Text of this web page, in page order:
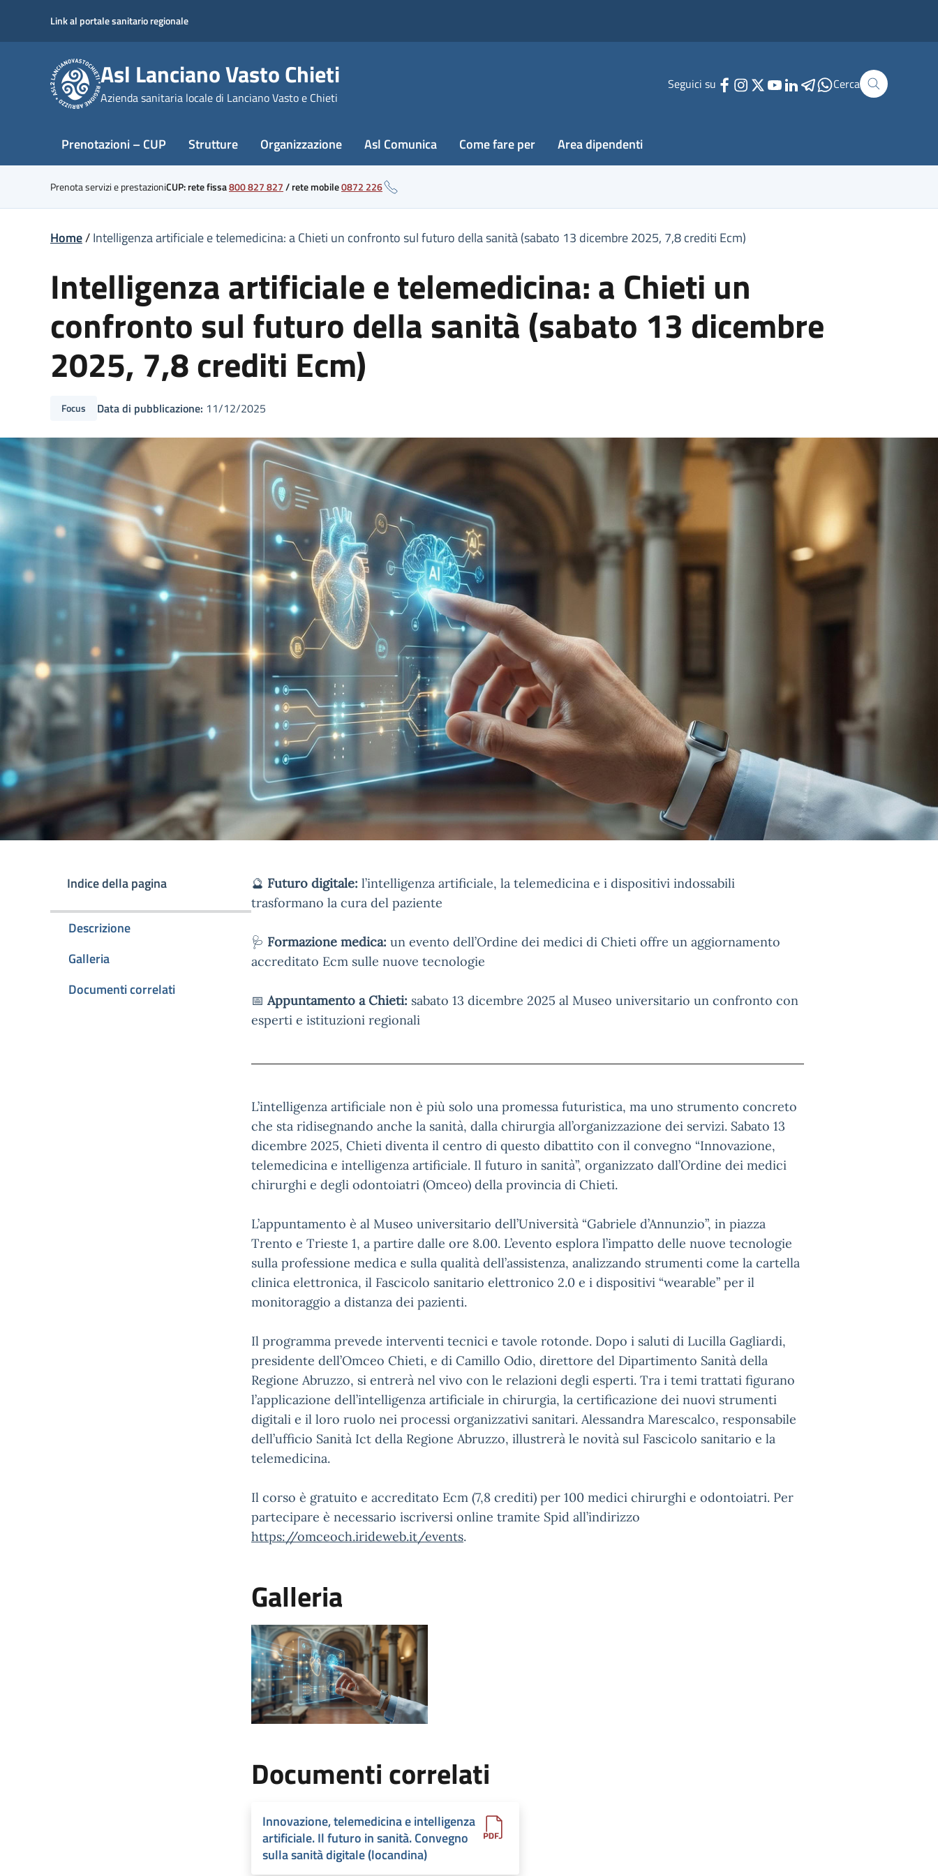
content
Link al portale sanitario regionale
Asl Lanciano Vasto Chieti
Azienda sanitaria locale di Lanciano Vasto e Chieti
Seguici su Cerca
Prenotazioni – CUP Strutture Organizzazione Asl Comunica Come fare per Area dipendenti
Prenota servizi e prestazioniCUP: rete fissa800 827 827/rete mobile0872 226
Home/Intelligenza artificiale e telemedicina: a Chieti un confronto sul futuro della sanità (sabato 13 dicembre 2025, 7,8 crediti Ecm)
Intelligenza artificiale e telemedicina: a Chieti un
confronto sul futuro della sanità (sabato 13 dicembre
2025, 7,8 crediti Ecm)
Focus Data di pubblicazione: 11/12/2025
Indice della pagina
Descrizione
Galleria
Documenti correlati
🔮 Futuro digitale: l’intelligenza artificiale, la telemedicina e i dispositivi indossabili
trasformano la cura del paziente
🩺 Formazione medica: un evento dell’Ordine dei medici di Chieti offre un aggiornamento
accreditato Ecm sulle nuove tecnologie
📅 Appuntamento a Chieti: sabato 13 dicembre 2025 al Museo universitario un confronto con
esperti e istituzioni regionali
L’intelligenza artificiale non è più solo una promessa futuristica, ma uno strumento concreto
che sta ridisegnando anche la sanità, dalla chirurgia all’organizzazione dei servizi. Sabato 13
dicembre 2025, Chieti diventa il centro di questo dibattito con il convegno “Innovazione,
telemedicina e intelligenza artificiale. Il futuro in sanità”, organizzato dall’Ordine dei medici
chirurghi e degli odontoiatri (Omceo) della provincia di Chieti.
L’appuntamento è al Museo universitario dell’Università “Gabriele d’Annunzio”, in piazza
Trento e Trieste 1, a partire dalle ore 8.00. L’evento esplora l’impatto delle nuove tecnologie
sulla professione medica e sulla qualità dell’assistenza, analizzando strumenti come la cartella
clinica elettronica, il Fascicolo sanitario elettronico 2.0 e i dispositivi “wearable” per il
monitoraggio a distanza dei pazienti.
Il programma prevede interventi tecnici e tavole rotonde. Dopo i saluti di Lucilla Gagliardi,
presidente dell’Omceo Chieti, e di Camillo Odio, direttore del Dipartimento Sanità della
Regione Abruzzo, si entrerà nel vivo con le relazioni degli esperti. Tra i temi trattati figurano
l’applicazione dell’intelligenza artificiale in chirurgia, la certificazione dei nuovi strumenti
digitali e il loro ruolo nei processi organizzativi sanitari. Alessandra Marescalco, responsabile
dell’ufficio Sanità Ict della Regione Abruzzo, illustrerà le novità sul Fascicolo sanitario e la
telemedicina.
Il corso è gratuito e accreditato Ecm (7,8 crediti) per 100 medici chirurghi e odontoiatri. Per
partecipare è necessario iscriversi online tramite Spid all’indirizzo
https://omceoch.irideweb.it/events.
Galleria
Documenti correlati
Innovazione, telemedicina e intelligenza
artificiale. Il futuro in sanità. Convegno
sulla sanità digitale (locandina)